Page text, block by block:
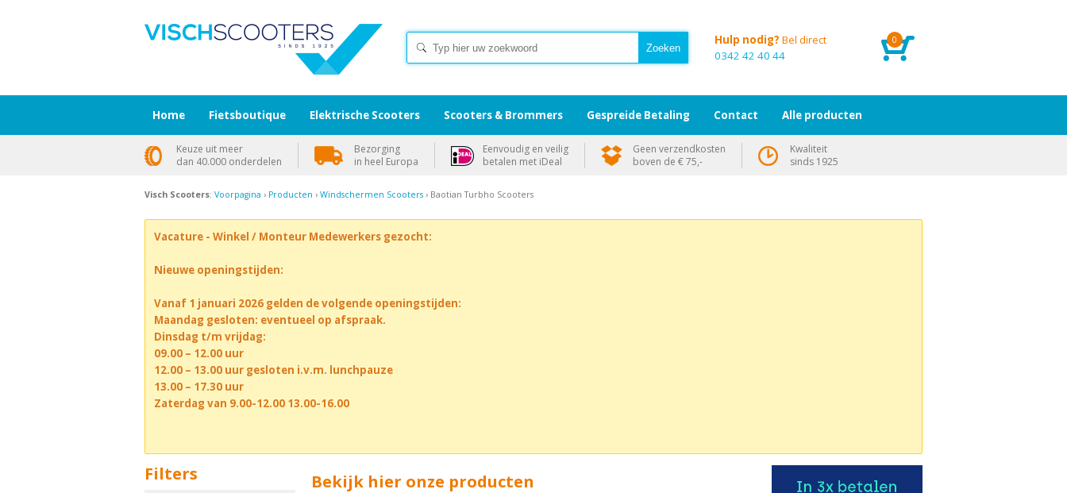
0
Hulp nodig? Bel direct
0342 42 40 44
Visch Scooters: Voorpagina › Producten › Windschermen Scooters › Baotian Turbho Scooters
Vacature - Winkel / Monteur Medewerkers gezocht:
Nieuwe openingstijden:
Vanaf 1 januari 2026 gelden de volgende openingstijden:
Maandag gesloten: eventueel op afspraak.
Dinsdag t/m vrijdag:
09.00 – 12.00 uur
12.00 – 13.00 uur gesloten i.v.m. lunchpauze
13.00 – 17.30 uur
Zaterdag van 9.00-12.00 13.00-16.00
Filters Bekijk hier onze producten
Home Fietsboutique Elektrische Scooters Scooters & Brommers Gespreide Betaling Contact Alle producten
Keuze uit meer
dan 40.000 onderdelen
Bezorging
in heel Europa
Eenvoudig en veilig
betalen met iDeal
Geen verzendkosten
boven de € 75,-
Kwaliteit
sinds 1925